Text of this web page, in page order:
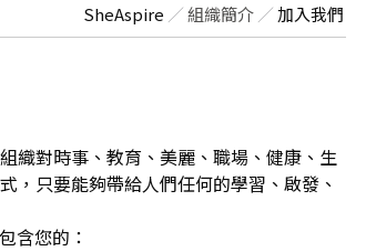
SheAspire ／組織簡介 ／加入我們
織對時事、教育、美麗、職場、健康、生
，只要能夠帶給人們任何的學習、啟發、
含您的：